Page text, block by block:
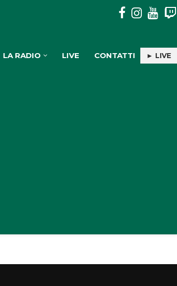
SENZA CONSEGUENZE IN ASPROMONTE
LA RADIO LIVE CONTATTI ► LIVE